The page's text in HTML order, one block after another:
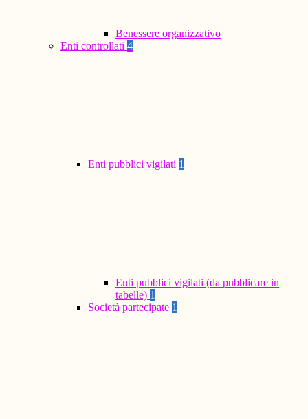
Benessere organizzativo
Enti controllati 4
Enti pubblici vigilati 1
Enti pubblici vigilati (da pubblicare in
tabelle) 1
Società partecipate 1